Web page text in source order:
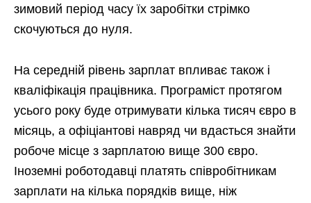
зимовий період часу їх заробітки стрімко
скочуються до нуля.
На середній рівень зарплат впливає також і
кваліфікація працівника. Програміст протягом
усього року буде отримувати кілька тисяч євро в
місяць, а офіціантові навряд чи вдасться знайти
робоче місце з зарплатою вище 300 євро.
Іноземні роботодавці платять співробітникам
зарплати на кілька порядків вище, ніж